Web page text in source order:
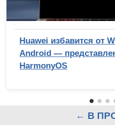
Huawei избавится от
Android —
HarmonyOS
← В